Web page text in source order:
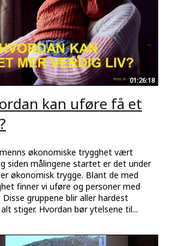
01:26:18
kan uføre få et
økonomiske trygghet vært
siden målingene startet er det under
økonomisk trygge. Blant de med
finner vi uføre og personer med
gruppene blir aller hardest
stiger. Hvordan bør ytelsene til...